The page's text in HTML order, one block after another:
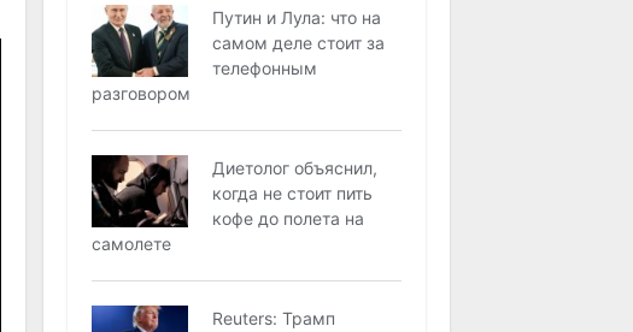
Путин и Лула: что на
самом деле стоит за
телефонным
разговором
Диетолог объяснил,
когда не стоит пить
кофе до полета на
самолете
Reuters: Трамп